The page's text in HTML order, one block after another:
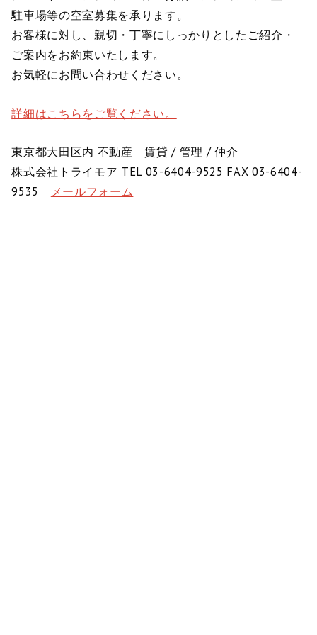
駐車場等の空室募集を承ります。
お客様に対し、親切・丁寧にしっかりとしたご紹介・
ご案内をお約束いたします。
お気軽にお問い合わせください。
詳細はこちらをご覧ください。
東京都大田区内 不動産 賃貸 / 管理 / 仲介
株式会社トライモア TEL 03-6404-9525 FAX 03-6404-
9535
メールフォーム